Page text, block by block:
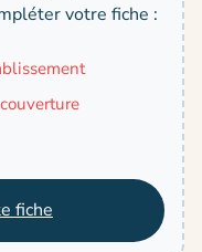
votre fiche :
fiche